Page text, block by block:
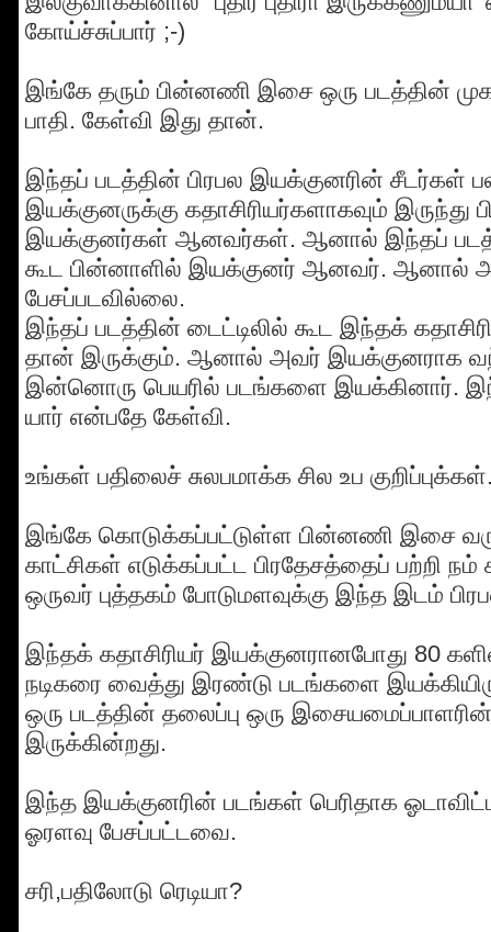
கோய்ச்சுப்பார் ;-)
இங்கே தரும் பின்னணி இசை ஒரு படத்தின்
பாதி. கேள்வி இது தான்.
இந்தப் படத்தின் பிரபல இயக்குனரின் சீடர்கள்
இயக்குனருக்கு கதாசிரியர்களாகவும் இருந்து
இயக்குனர்கள் ஆனவர்கள். ஆனால் இந்தப்
கூட பின்னாளில் இயக்குனர் ஆனவர். ஆனால்
பேசப்படவில்லை.
இந்தப் படத்தின் டைட்டிலில் கூட இந்தக்
தான் இருக்கும். ஆனால் அவர் இயக்குனராக
இன்னொரு பெயரில் படங்களை இயக்கினார்.
யார் என்பதே கேள்வி.
உங்கள் பதிலைச் சுலபமாக்க சில உப
இங்கே கொடுக்கப்பட்டுள்ள பின்னணி இசை
காட்சிகள் எடுக்கப்பட்ட பிரதேசத்தைப் பற்றி
ஒருவர் புத்தகம் போடுமளவுக்கு இந்த இடம்
இந்தக் கதாசிரியர் இயக்குனரானபோது 80 களில்
நடிகரை வைத்து இரண்டு படங்களை
ஒரு படத்தின் தலைப்பு ஒரு இசையமைப்பாளரின்
இருக்கின்றது.
இந்த இயக்குனரின் படங்கள் பெரிதாக
ஓரளவு பேசப்பட்டவை.
சரி,பதிலோடு ரெடியா?